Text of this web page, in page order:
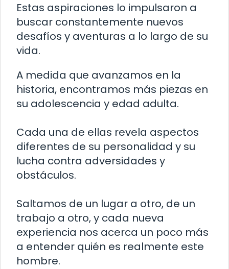
Estas aspiraciones lo impulsaron a
buscar constantemente nuevos
desafíos y aventuras a lo largo de su
vida.
A medida que avanzamos en la
historia, encontramos más piezas en
su adolescencia y edad adulta.
Cada una de ellas revela aspectos
diferentes de su personalidad y su
lucha contra adversidades y
obstáculos.
Saltamos de un lugar a otro, de un
trabajo a otro, y cada nueva
experiencia nos acerca un poco más
a entender quién es realmente este
hombre.